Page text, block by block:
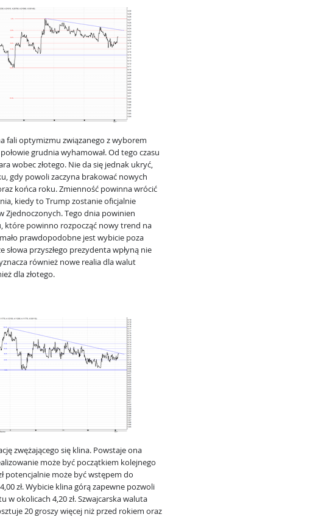
fali optymizmu związanego z wyborem
grudnia wyhamował. Od tego czasu
wobec złotego. Nie da się jednak ukryć,
gdy powoli zaczyna brakować nowych
końca roku. Zmienność powinna wrócić
kiedy to Trump zostanie oficjalnie
Zjednoczonych. Tego dnia powinien
które powinno rozpocząć nowy trend na
prawdopodobne jest wybicie poza
słowa przyszłego prezydenta wpłyną nie
również nowe realia dla walut
dla złotego.
zwężającego się klina. Powstaje ona
może być początkiem kolejnego
potencjalnie może być wstępem do
zł. Wybicie klina górą zapewne pozwoli
okolicach 4,20 zł. Szwajcarska waluta
20 groszy więcej niż przed rokiem oraz